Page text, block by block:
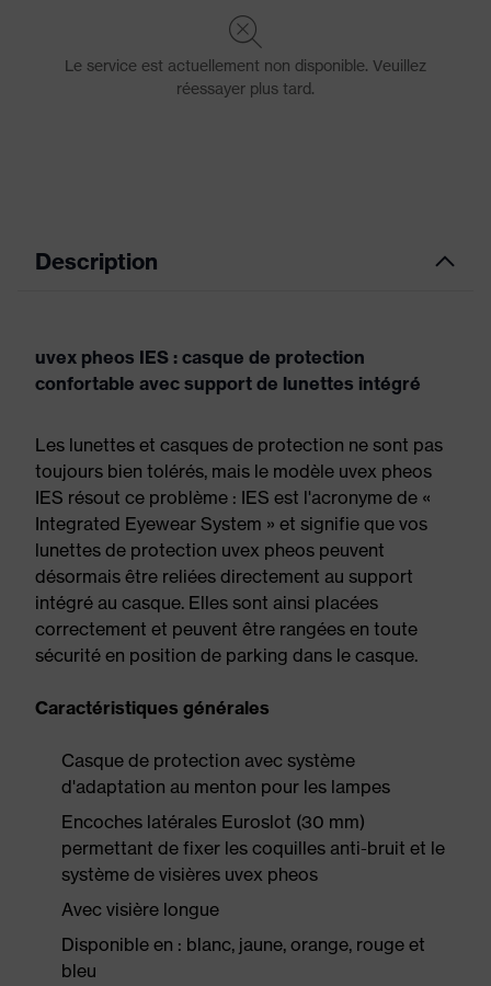
Description
uvex pheos IES : casque de protection
confortable avec support de lunettes intégré
Les lunettes et casques de protection ne sont pas
toujours bien tolérés, mais le modèle uvex pheos
IES résout ce problème : IES est l'acronyme de «
Integrated Eyewear System » et signifie que vos
lunettes de protection uvex pheos peuvent
désormais être reliées directement au support
intégré au casque. Elles sont ainsi placées
correctement et peuvent être rangées en toute
sécurité en position de parking dans le casque.
Caractéristiques générales
Casque de protection avec système
d'adaptation au menton pour les lampes
Encoches latérales Euroslot (30 mm)
permettant de fixer les coquilles anti-bruit et le
système de visières uvex pheos
Avec visière longue
Disponible en : blanc, jaune, orange, rouge et
bleu